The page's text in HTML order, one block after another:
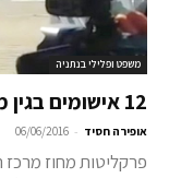
משפט ופלילי בנתניה
12 אישומים בגין מרמה הוגשו נגד אליהו ארז
אופירה חסיד -
06/06/2016
פרקליטות מחוז